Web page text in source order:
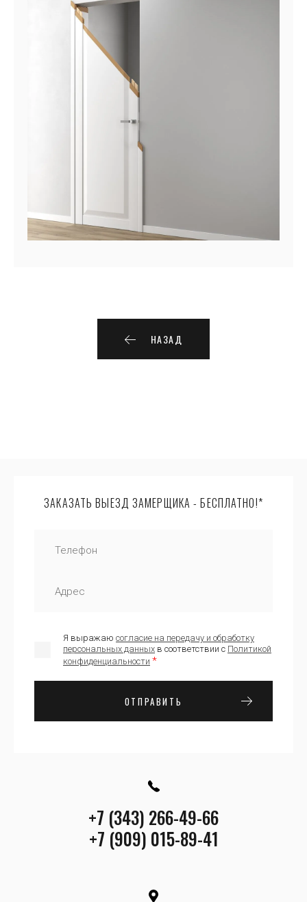
НАЗАД
ЗАКАЗАТЬ ВЫЕЗД ЗАМЕРЩИКА - БЕСПЛАТНО!*
Я выражаю согласие на передачу и обработку
персональных данных в соответствии с Политикой
конфиденциальности *
ОТПРАВИТЬ
+7 (343) 266-49-66
+7 (909) 015-89-41